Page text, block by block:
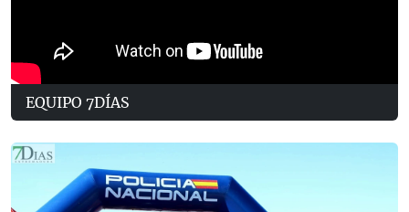
EQUIPO 7DÍAS